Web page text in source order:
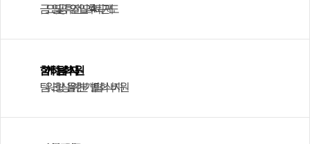
금요일 및 공휴일 전일 오후 4시 퇴근 제도
함께하는 팀회식 지원
팀워크 향상을 위한 분기별 팀회식비 지원